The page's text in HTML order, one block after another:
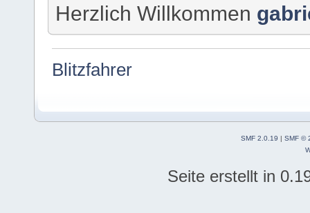
Herzlich Willkommen
Blitzfahrer
SMF 2.0.19 | SMF ©
Seite erstellt in